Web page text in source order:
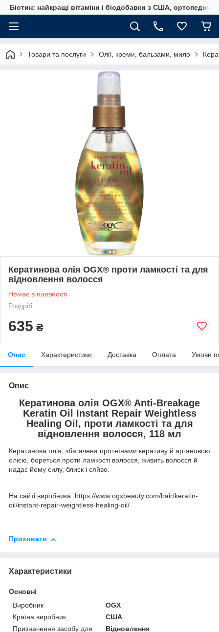
Біотин: найкращі вітаміни і біодобавки з США,
Товари та послуги Олії, креми, бальзами, мило
Кератинова олія OGX® проти ламкості та для
відновлення волосся
Немає в наявності
Роздріб
635 ₴
Опис Характеристики Доставка Оплата Умови
Опис
Кератинова олія OGX® Anti-Breakage
Keratin Oil Instant Repair Weightless
Healing Oil, проти ламкості та для
відновлення волосся, 118 мл
Кератинова олія, збагачена протеїнами кератину й аргановою
олією, бореться проти ламкості волосся, живить волосся й
надає йому силу, блиск і сяйво.
На сайті виробника: https://www.ogxbeauty.com/hair/keratin-
oil/instant-repair-weightless-healing-oil/
Приховати
Характеристики
Основні
Виробник
OGX
Країна виробник
США
Призначення засобу для
Відновлення